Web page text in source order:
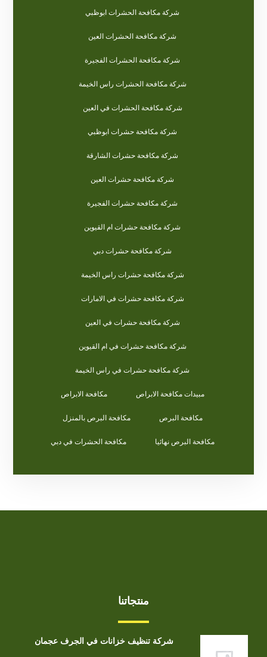
شركة مكافحة الحشرات ابوظبي
شركة مكافحة الحشرات العين
شركة مكافحة الحشرات الفجيرة
شركة مكافحة الحشرات راس الخيمة
شركة مكافحة الحشرات في العين
شركة مكافحة حشرات ابوظبي
شركة مكافحة حشرات الشارقة
شركة مكافحة حشرات العين
شركة مكافحة حشرات الفجيرة
شركة مكافحة حشرات ام القيوين
شركة مكافحة حشرات دبي
شركة مكافحة حشرات راس الخيمة
شركة مكافحة حشرات في الامارات
شركة مكافحة حشرات في العين
شركة مكافحة حشرات في ام القيوين
شركة مكافحة حشرات في راس الخيمة
مبيدات مكافحة الابراص مكافحة الابراص
مكافحة البرص مكافحة البرص بالمنزل
مكافحة البرص نهائيا مكافحة الحشرات في دبي
منتجاتنا
شركة تنظيف خزانات في الجرف عجمان